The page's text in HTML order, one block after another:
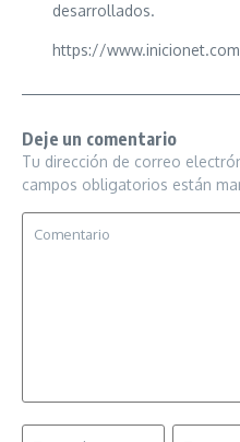
desarrollados.
https://www.inicionet.com
Deje un comentario
Tu dirección de correo
campos obligatorios están